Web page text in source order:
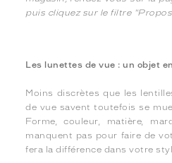
puis cliquez sur le filtre
Les lunettes de vue : un objet
Moins discrètes que les
de vue savent toutefois se
Forme, couleur, matière,
manquent pas pour faire de
fera la différence dans votre